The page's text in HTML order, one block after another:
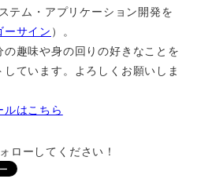
テム・アプリケーション開発を
ーサイン ）。
趣味や身の回りの好きなことを
ています。よろしくお願いしま
ルはこちら
ローしてください！